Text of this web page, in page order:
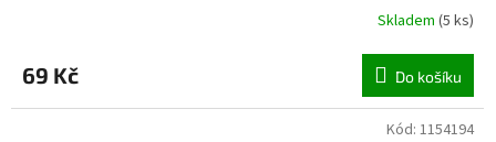
Skladem (5 ks)
69 Kč Do košíku
Kód: 1154194